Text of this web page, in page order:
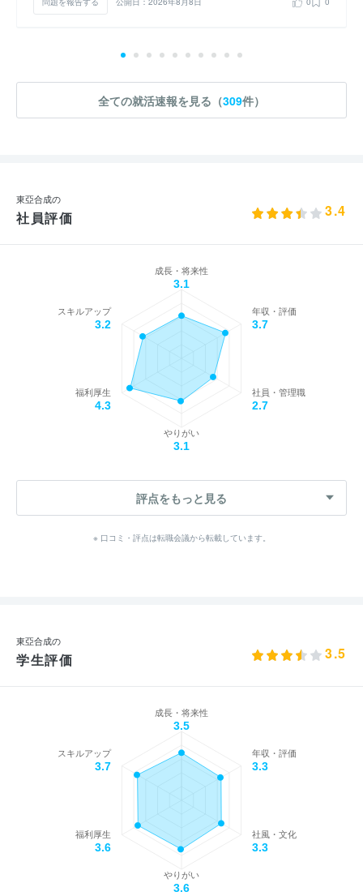
全ての就活速報を見る（309件）
東亞合成の
社員評価 3.4
成長・将来性
3.1
年収・評価
3.7
社員・管理職
2.7
やりがい
3.1
福利厚生
4.3
スキルアップ
3.2
評点をもっと見る
※ 口コミ・評点は転職会議から転載しています。
東亞合成の
学生評価 3.5
成長・将来性
3.5
年収・評価
3.3
社風・文化
3.3
やりがい
3.6
福利厚生
3.6
スキルアップ
3.7